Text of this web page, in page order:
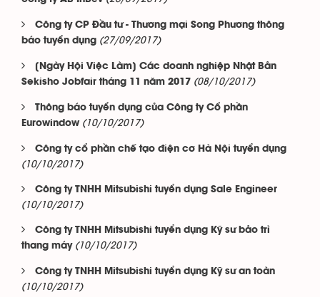
Công ty CP Đầu tư - Thương mại Song Phương thông
báo tuyển dụng (27/09/2017)
[Ngày Hội Việc Làm] Các doanh nghiệp Nhật Bản
Sekisho Jobfair tháng 11 năm 2017 (08/10/2017)
Thông báo tuyển dụng của Công ty Cổ phần
Eurowindow (10/10/2017)
Công ty cổ phần chế tạo điện cơ Hà Nội tuyển dụng
(10/10/2017)
Công ty TNHH Mitsubishi tuyển dụng Sale Engineer
(10/10/2017)
Công ty TNHH Mitsubishi tuyển dụng Kỹ sư bảo trì
thang máy (10/10/2017)
Công ty TNHH Mitsubishi tuyển dụng Kỹ sư an toàn
(10/10/2017)